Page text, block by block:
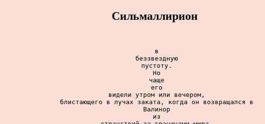
Сильмаллирион
в
беззвездную
пустоту.
Но
чаще
его
видели утром или вечером,
блистающего в лучах заката, когда он возвращался в
Валинор
из